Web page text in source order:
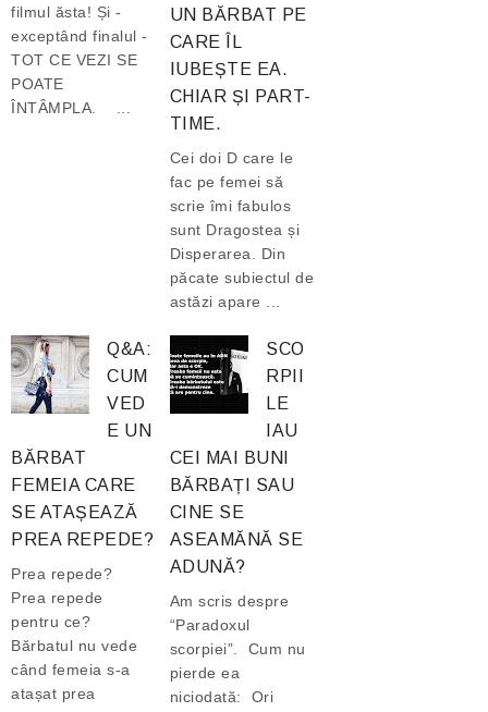
filmul ăsta! Și -
exceptând finalul -
TOT CE VEZI SE
POATE
ÎNTÂMPLA. ...
UN BĂRBAT PE
CARE ÎL
IUBEȘTE EA.
CHIAR ȘI PART-
TIME.
Cei doi D care le
fac pe femei să
scrie îmi fabulos
sunt Dragostea și
Disperarea. Din
păcate subiectul de
astăzi apare ...
Q&A:
CUM
VED
E UN
BĂRBAT
FEMEIA CARE
SE ATAȘEAZĂ
PREA REPEDE?
Prea repede?
Prea repede
pentru ce?
Bărbatul nu vede
când femeia s-a
atașat prea
SCO
RPII
LE
IAU
CEI MAI BUNI
BĂRBAȚI SAU
CINE SE
ASEAMĂNĂ SE
ADUNĂ?
Am scris despre
“Paradoxul
scorpiei”. Cum nu
pierde ea
niciodată: Ori